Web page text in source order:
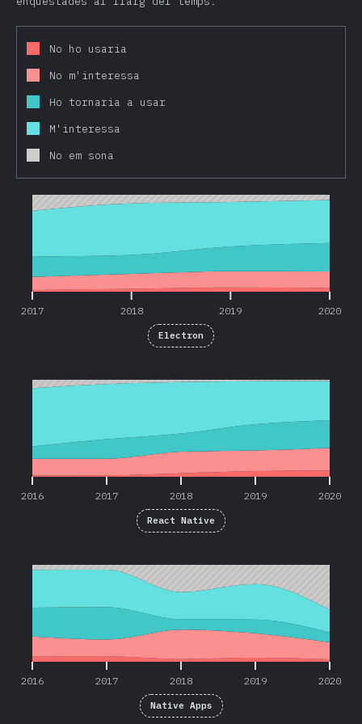
No ho usaria
No m'interessa
Ho tornaria a usar
M'interessa
No em sona
2017 2018 2019 2020
2017 2018 2019 2020
Electron
2016 2017 2018 2019 2020
React Native
2016 2017 2018 2019 2020
Native Apps